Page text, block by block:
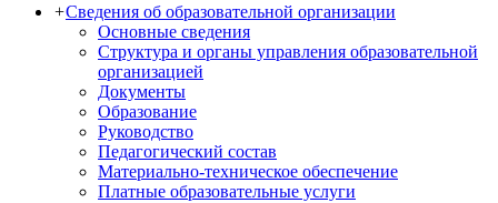
+Сведения об образовательной организации
Основные сведения
Структура и органы управления образовательной
организацией
Документы
Образование
Руководство
Педагогический состав
Материально-техническое обеспечение
Платные образовательные услуги